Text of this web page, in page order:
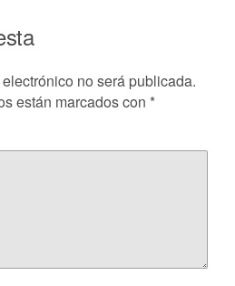
no será publicada.
están marcados con *